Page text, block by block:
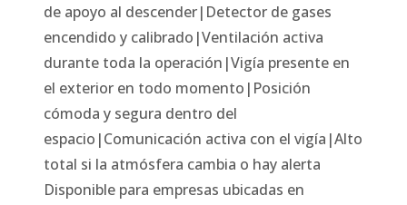
de apoyo al descender|Detector de gases
encendido y calibrado|Ventilación activa
durante toda la operación|Vigía presente en
el exterior en todo momento|Posición
cómoda y segura dentro del
espacio|Comunicación activa con el vigía|Alto
total si la atmósfera cambia o hay alerta
Disponible para empresas ubicadas en